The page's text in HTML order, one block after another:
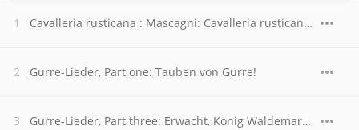
Cavalleria rusticana : Mascagni: Cavalleria rusticana - "Voi lo sapete"
Gurre-Lieder, Part one: Tauben von Gurre!
Gurre-Lieder, Part three: Erwacht, Konig Waldemars Mannen wert! (Waldemar)